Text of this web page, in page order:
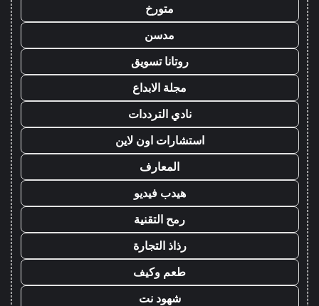
متورخ
مدسن
روتانا تسويق
مجلة الابداع
نادي الترددات
استشارات اون لاين
المعارف
هيدب فيديو
رمح التقنية
رذاذ التجارة
طعم وكيف
شهود نت